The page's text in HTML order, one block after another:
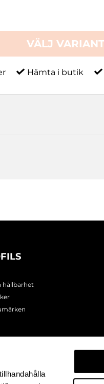
VÄLJ VARIANT
Hämta i butik
hållbarhet